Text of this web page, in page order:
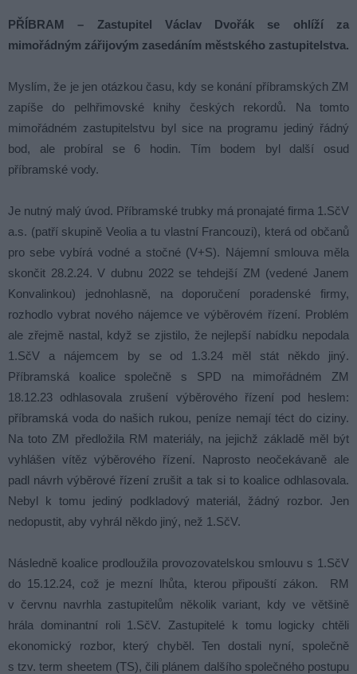
PŘÍBRAM – Zastupitel Václav Dvořák se ohlíží za
mimořádným zářijovým zasedáním městského zastupitelstva.
Myslím, že je jen otázkou času, kdy se konání příbramských ZM
zapíše do pelhřimovské knihy českých rekordů. Na tomto
mimořádném zastupitelstvu byl sice na programu jediný řádný
bod, ale probíral se 6 hodin. Tím bodem byl další osud
příbramské vody.
Je nutný malý úvod. Příbramské trubky má pronajaté firma 1.SčV
a.s. (patří skupině Veolia a tu vlastní Francouzi), která od občanů
pro sebe vybírá vodné a stočné (V+S). Nájemní smlouva měla
skončit 28.2.24. V dubnu 2022 se tehdejší ZM (vedené Janem
Konvalinkou) jednohlasně, na doporučení poradenské firmy,
rozhodlo vybrat nového nájemce ve výběrovém řízení. Problém
ale zřejmě nastal, když se zjistilo, že nejlepší nabídku nepodala
1.SčV a nájemcem by se od 1.3.24 měl stát někdo jiný.
Příbramská koalice společně s SPD na mimořádném ZM
18.12.23 odhlasovala zrušení výběrového řízení pod heslem:
příbramská voda do našich rukou, peníze nemají téct do ciziny.
Na toto ZM předložila RM materiály, na jejichž základě měl být
vyhlášen vítěz výběrového řízení. Naprosto neočekávaně ale
padl návrh výběrové řízení zrušit a tak si to koalice odhlasovala.
Nebyl k tomu jediný podkladový materiál, žádný rozbor. Jen
nedopustit, aby vyhrál někdo jiný, než 1.SčV.
Následně koalice prodloužila provozovatelskou smlouvu s 1.SčV
do 15.12.24, což je mezní lhůta, kterou připouští zákon. RM
v červnu navrhla zastupitelům několik variant, kdy ve většině
hrála dominantní roli 1.SčV. Zastupitelé k tomu logicky chtěli
ekonomický rozbor, který chyběl. Ten dostali nyní, společně
s tzv. term sheetem (TS), čili plánem dalšího společného postupu